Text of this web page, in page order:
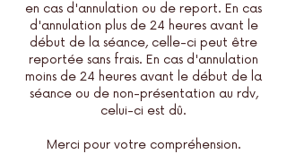
en cas d'annulation ou de report. En cas
d'annulation plus de 24 heures avant le
début de la séance, celle-ci peut être
reportée sans frais. En cas d'annulation
moins de 24 heures avant le début de la
séance ou de non-présentation au rdv,
celui-ci est dû.
Merci pour votre compréhension.